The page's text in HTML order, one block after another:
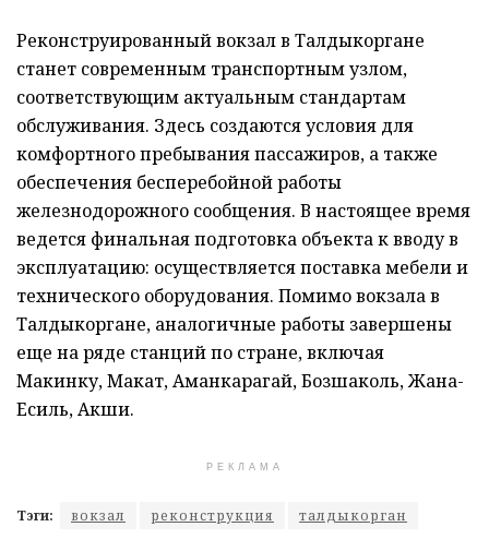
Реконструированный вокзал в Талдыкоргане
станет современным транспортным узлом,
соответствующим актуальным стандартам
обслуживания. Здесь создаются условия для
комфортного пребывания пассажиров, а также
обеспечения бесперебойной работы
железнодорожного сообщения. В настоящее время
ведется финальная подготовка объекта к вводу в
эксплуатацию: осуществляется поставка мебели и
технического оборудования. Помимо вокзала в
Талдыкоргане, аналогичные работы завершены
еще на ряде станций по стране, включая
Макинку, Макат, Аманкарагай, Бозшаколь, Жана-
Есиль, Акши.
РЕКЛАМА
Тэги: вокзал реконструкция талдыкорган